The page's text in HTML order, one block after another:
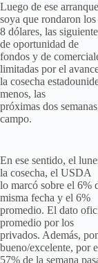
Luego de ese
soya que rondaron los
8 dólares, las
de oportunidad de
fondos y de
limitadas por el
la cosecha
menos, las
próximas dos
campo.
En ese sentido, el
la cosecha, el USDA
lo marcó sobre el 6%
misma fecha y el 6%
promedio. El dato
promedio por los
privados. Además,
bueno/excelente, por
57% de la semana